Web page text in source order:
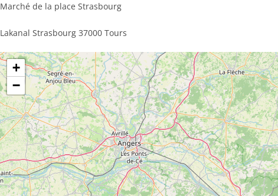
Marché de la place Strasbourg
Lakanal Strasbourg 37000 Tours
+
−